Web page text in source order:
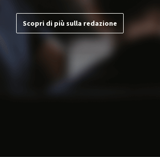
Scopri di più sulla redazione